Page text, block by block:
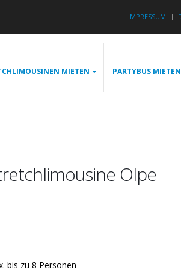
IMPRESSUM
MIETEN PARTYBUS MIETEN
Olpe
bis zu 8 Personen